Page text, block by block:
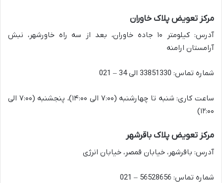
مرکز تعویض پلاک خاوران
آدرس: کیلومتر ۱۰ جاده خاوران، بعد از سه راه خاورشهر، نبش
آرامستان ارامنه
شماره تماس: 33851330 الی 34 – 021
ساعت کاری: شنبه تا چهارشنبه (۷:۰۰ الی ۱۴:۰۰)، پنجشنبه (۷:۰۰ الی
۱۲:۰۰)
مرکز تعویض پلاک باقرشهر
آدرس: باقرشهر، خیابان قمصر، خیابان انرژی
شماره تماس: 56528656 – 021